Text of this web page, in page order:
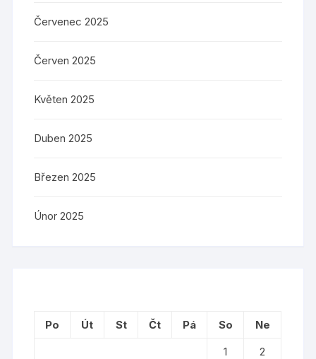
Červenec 2025
Červen 2025
Květen 2025
Duben 2025
Březen 2025
Únor 2025
Po Út St Čt Pá So
Ne
1
2